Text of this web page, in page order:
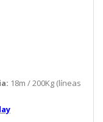
18m / 200Kg (líneas